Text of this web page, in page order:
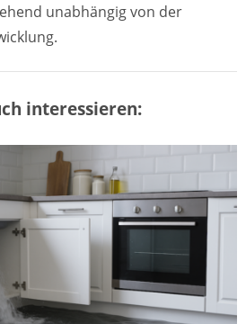
unabhängig von der
interessieren: